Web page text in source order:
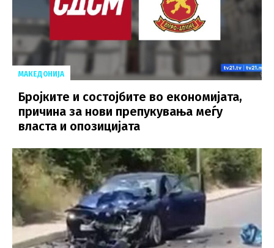
МАКЕДОНИЈА
Бројките и состојбите во економијата,
причина за нови препукувања меѓу
власта и опозицијата